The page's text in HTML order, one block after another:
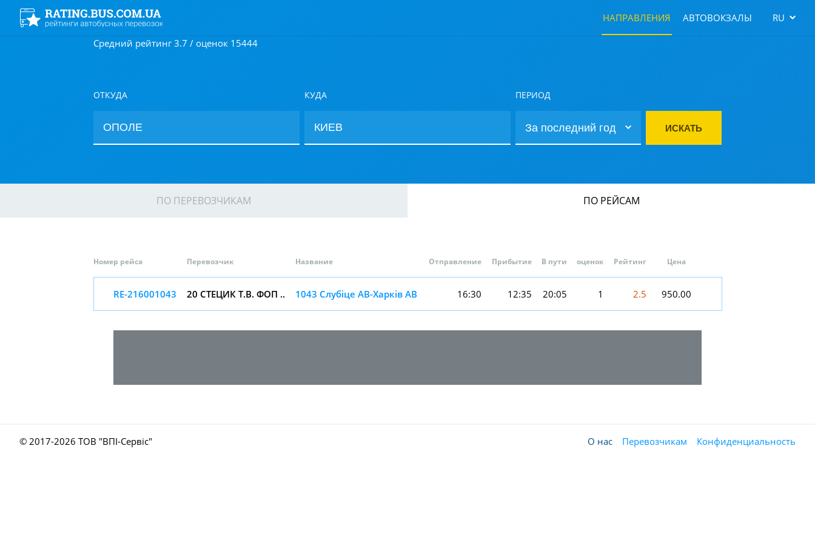
НАПРАВЛЕНИЯ АВТОВОКЗАЛЫ RU
Средний рейтинг 3.7 / оценок 15444
ОТКУДА КУДА ПЕРИОД
ИСКАТЬ
ПО ПЕРЕВОЗЧИКАМ ПО РЕЙСАМ
Номер рейса Перевозчик Название Отправление Прибытие В пути оценок Рейтинг Цена
RE-216001043 20 СТЕЦИК Т.В. ФОП .. 1043 Слубiце АВ-Харкiв АВ 16:30 12:35 20:05 1 2.5 950.00
© 2017-2026 ТОВ "ВПІ-Сервіс" О нас Перевозчикам Конфиденциальность